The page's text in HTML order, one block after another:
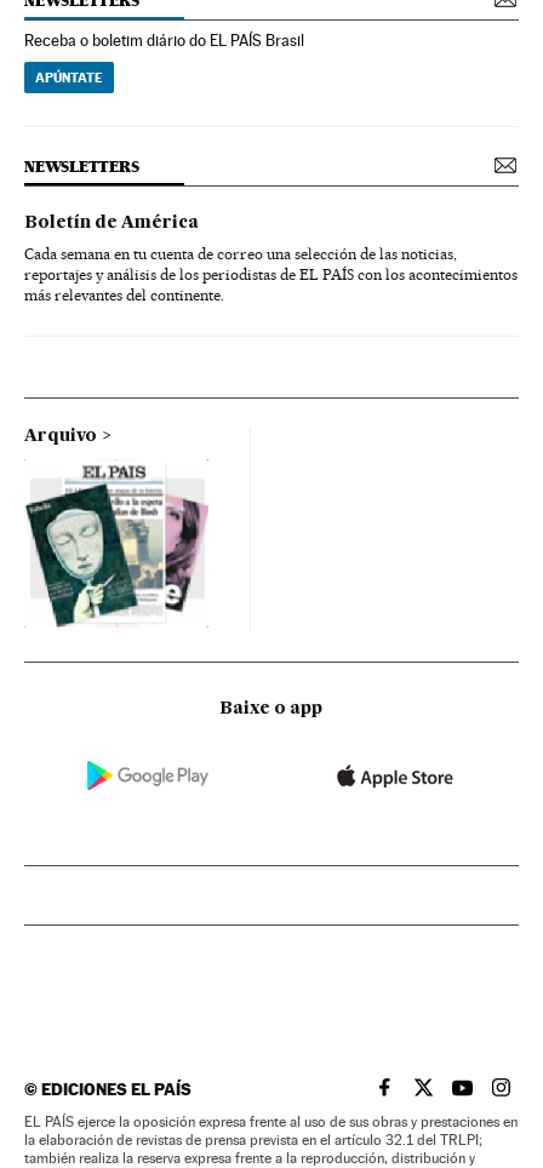
Receba o boletim diário do EL PAÍS Brasil
APÚNTATE
NEWSLETTERS
Boletín de América
Cada semana en tu cuenta de correo una selección de las noticias,
reportajes y análisis de los periodistas de EL PAÍS con los acontecimientos
más relevantes del continente.
Arquivo
Baixe o app
©EDICIONES EL PAÍS EL PAÍS BRASIL EN
EL PAÍSEL PAÍS
EL
EL PAÍS ejerce la oposición expresa frente al uso de sus obras y prestaciones en
la elaboración de revistas de prensa prevista en el artículo 32.1 del TRLPI;
también realiza la reserva expresa frente a la reproducción, distribución y